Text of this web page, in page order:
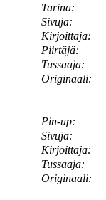
Tarina:
Sivuja:
Kirjoittaja:
Piirtäjä:
Tussaaja:
Originaali:
Pin-up:
Sivuja:
Kirjoittaja:
Tussaaja:
Originaali: